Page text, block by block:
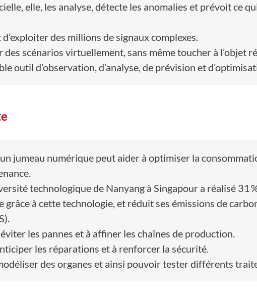
elle, les analyse, détecte les anomalies et prévoit ce
des millions de signaux complexes.
des scénarios virtuellement, sans même toucher à l’objet
outil d’observation, d’analyse, de prévision et
jumeau numérique peut aider à optimiser la
technologique de Nanyang à Singapour a réalisé 31
grâce à cette technologie, et réduit ses émissions de
les pannes et à affiner les chaînes de production.
les réparations et à renforcer la sécurité.
des organes et ainsi pouvoir tester différents